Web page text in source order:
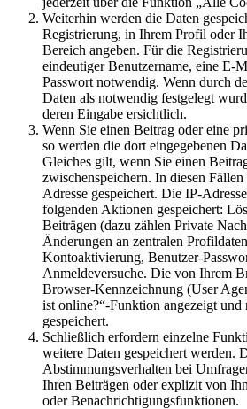
Weiterhin werden die Daten
Registrierung, in Ihrem Profil oder
Bereich angeben. Für die
eindeutiger Benutzername, eine E-
Passwort notwendig. Wenn durch
Daten als notwendig festgelegt
deren Eingabe ersichtlich.
Wenn Sie einen Beitrag oder eine
so werden die dort eingegebenen
Gleiches gilt, wenn Sie einen
zwischenspeichern. In diesen
Adresse gespeichert. Die IP-
folgenden Aktionen gespeichert:
Beiträgen (dazu zählen Private
Änderungen an zentralen
Kontoaktivierung, Benutzer-
Anmeldeversuche. Die von Ihrem
Browser-Kennzeichnung (User
ist online?“-Funktion angezeigt und
gespeichert.
Schließlich erfordern einzelne
weitere Daten gespeichert werden.
Abstimmungsverhalten bei
Ihren Beiträgen oder explizit von
oder Benachrichtigungsfunktionen.